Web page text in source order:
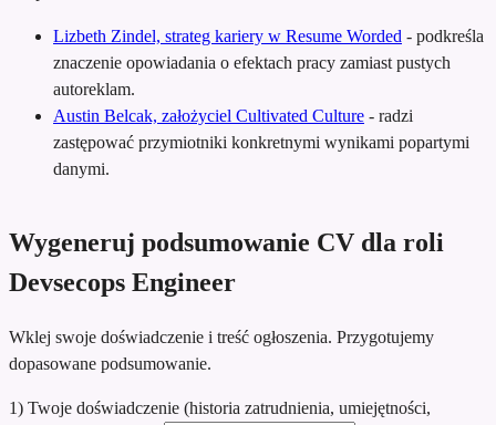
Lizbeth Zindel, strateg kariery w Resume Worded - podkreśla
znaczenie opowiadania o efektach pracy zamiast pustych
autoreklam.
Austin Belcak, założyciel Cultivated Culture - radzi
zastępować przymiotniki konkretnymi wynikami popartymi
danymi.
Wygeneruj podsumowanie CV dla roli
Devsecops Engineer
Wklej swoje doświadczenie i treść ogłoszenia. Przygotujemy
dopasowane podsumowanie.
1) Twoje doświadczenie (historia zatrudnienia, umiejętności,